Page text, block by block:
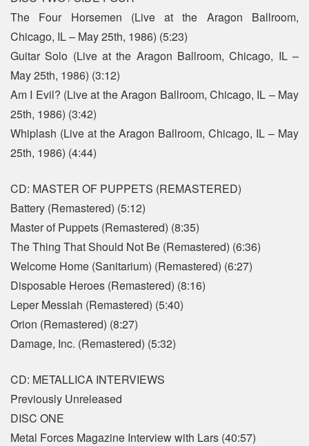
The Four Horsemen (Live at the Aragon Ballroom,
Chicago, IL – May 25th, 1986) (5:23)
Guitar Solo (Live at the Aragon Ballroom, Chicago, IL –
May 25th, 1986) (3:12)
Am I Evil? (Live at the Aragon Ballroom, Chicago, IL – May
25th, 1986) (3:42)
Whiplash (Live at the Aragon Ballroom, Chicago, IL – May
25th, 1986) (4:44)
CD: MASTER OF PUPPETS (REMASTERED)
Battery (Remastered) (5:12)
Master of Puppets (Remastered) (8:35)
The Thing That Should Not Be (Remastered) (6:36)
Welcome Home (Sanitarium) (Remastered) (6:27)
Disposable Heroes (Remastered) (8:16)
Leper Messiah (Remastered) (5:40)
Orion (Remastered) (8:27)
Damage, Inc. (Remastered) (5:32)
CD: METALLICA INTERVIEWS
Previously Unreleased
DISC ONE
Metal Forces Magazine Interview with Lars (40:57)